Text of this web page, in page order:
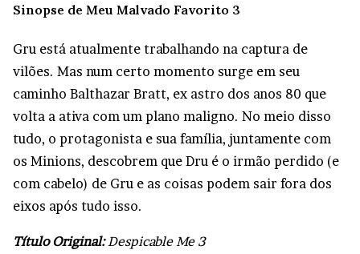
Sinopse de Meu Malvado Favorito 3
Gru está atualmente trabalhando na captura de
vilões. Mas num certo momento surge em seu
caminho Balthazar Bratt, ex astro dos anos 80 que
volta a ativa com um plano maligno. No meio disso
tudo, o protagonista e sua família, juntamente com
os Minions, descobrem que Dru é o irmão perdido (e
com cabelo) de Gru e as coisas podem sair fora dos
eixos após tudo isso.
Título Original:Despicable Me 3